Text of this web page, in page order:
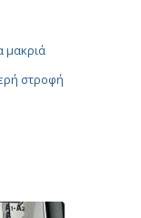
μακριά
στροφή